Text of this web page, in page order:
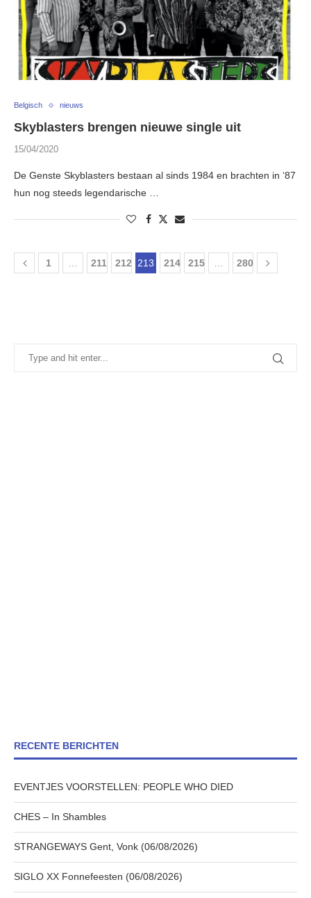
Belgisch nieuws
Skyblasters brengen nieuwe single uit
15/04/2020
De Genste Skyblasters bestaan al sinds 1984 en brachten in ‘87
hun nog steeds legendarische …
1 … 211 212 213 214 215 … 280
RECENTE BERICHTEN
EVENTJES VOORSTELLEN: PEOPLE WHO DIED
CHES – In Shambles
STRANGEWAYS Gent, Vonk (06/08/2026)
SIGLO XX Fonnefeesten (06/08/2026)